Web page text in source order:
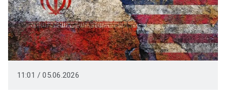
11:01 / 05.06.2026